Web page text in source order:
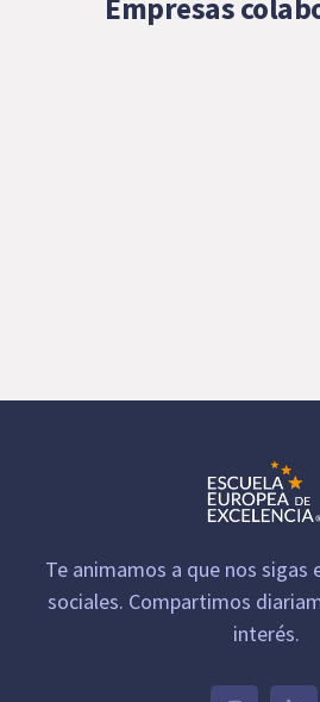
Empresas
Te animamos a que nos sigas
sociales. Compartimos
interés.